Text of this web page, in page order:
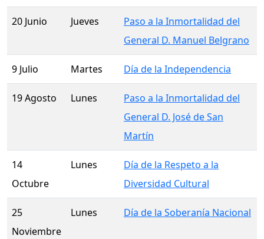
20 Junio Jueves
Paso a la Inmortalidad del
General D. Manuel Belgrano
9 Julio Martes Día de la Independencia
19 Agosto Lunes
Paso a la Inmortalidad del
General D. José de San
Martín
14
Octubre
Lunes
Día de la Respeto a la
Diversidad Cultural
25
Noviembre
Lunes Día de la Soberanía Nacional